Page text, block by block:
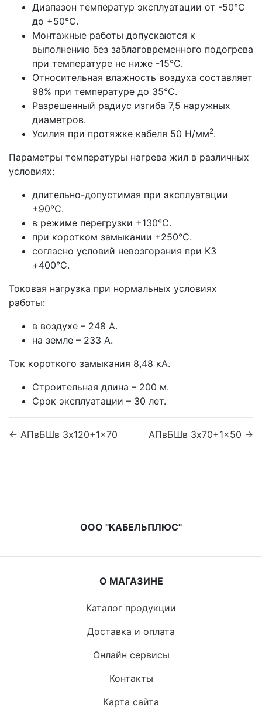
Диапазон температур эксплуатации от -50°С
до +50°С.
Монтажные работы допускаются к
выполнению без заблаговременного подогрева
при температуре не ниже -15°С.
Относительная влажность воздуха составляет
98% при температуре до 35°С.
Разрешенный радиус изгиба 7,5 наружных
диаметров.
Усилия при протяжке кабеля 50 Н/мм2.
Параметры температуры нагрева жил в различных
условиях:
длительно-допустимая при эксплуатации
+90°С.
в режиме перегрузки +130°С.
при коротком замыкании +250°С.
согласно условий невозгорания при КЗ
+400°С.
Токовая нагрузка при нормальных условиях
работы:
в воздухе – 248 А.
на земле – 233 А.
Ток короткого замыкания 8,48 кА.
Строительная длина – 200 м.
Срок эксплуатации – 30 лет.
← АПвБШв 3x120+1x70 АПвБШв 3x70+1x50 →
ООО "КАБЕЛЬПЛЮС"
О МАГАЗИНЕ
Каталог продукции
Доставка и оплата
Онлайн сервисы
Контакты
Карта сайта